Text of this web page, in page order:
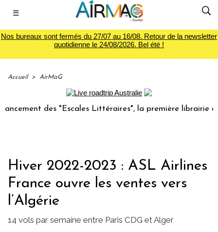
☰
Nos bureaux sont fermés du 27/07 au 16/08. Retour de la newsletter
quotidienne le 24/08/2026. Bel été !
Accueil > AirMaG
des "Escales Littéraires", la première librairie du
Hiver 2022-2023 : ASL Airlines
France ouvre les ventes vers
l’Algérie
14 vols par semaine entre Paris CDG et Alger